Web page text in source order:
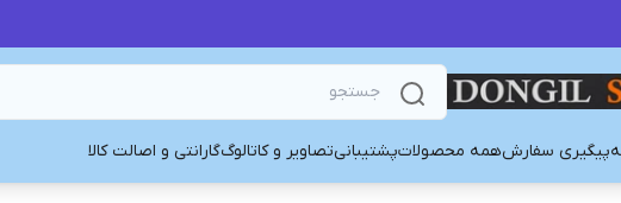
پیگیری سفارشهمه محصولاتپشتیبانیتصاویر و کاتالوگگارانتی و اصالت کالا